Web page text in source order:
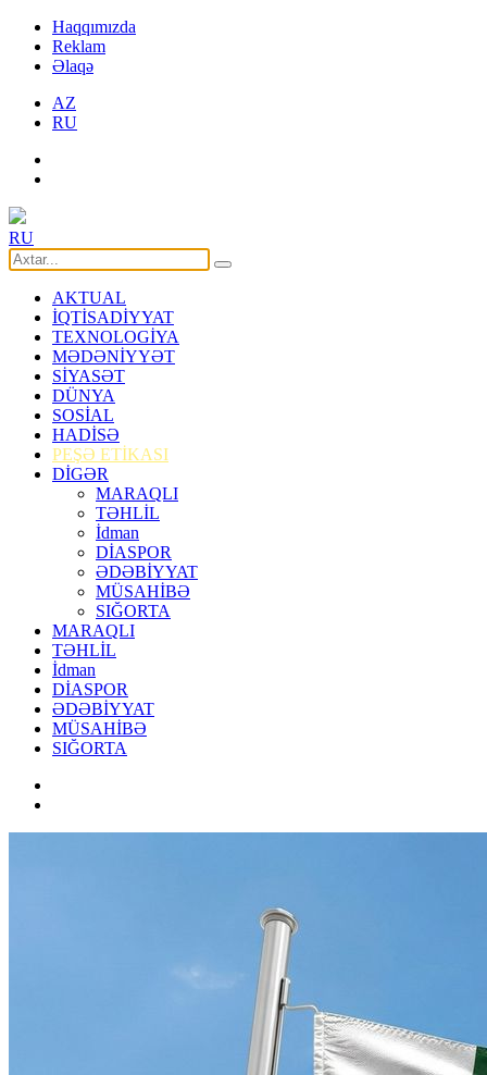
Haqqımızda
Reklam
Əlaqə
AZ
RU
RU
AKTUAL
İQTİSADİYYAT
TEXNOLOGİYA
MƏDƏNİYYƏT
SİYASƏT
DÜNYA
SOSİAL
HADİSƏ
PEŞƏ ETİKASI
DİGƏR
MARAQLI
TƏHLİL
İdman
DİASPOR
ƏDƏBİYYAT
MÜSAHİBƏ
SIĞORTA
MARAQLI
TƏHLİL
İdman
DİASPOR
ƏDƏBİYYAT
MÜSAHİBƏ
SIĞORTA